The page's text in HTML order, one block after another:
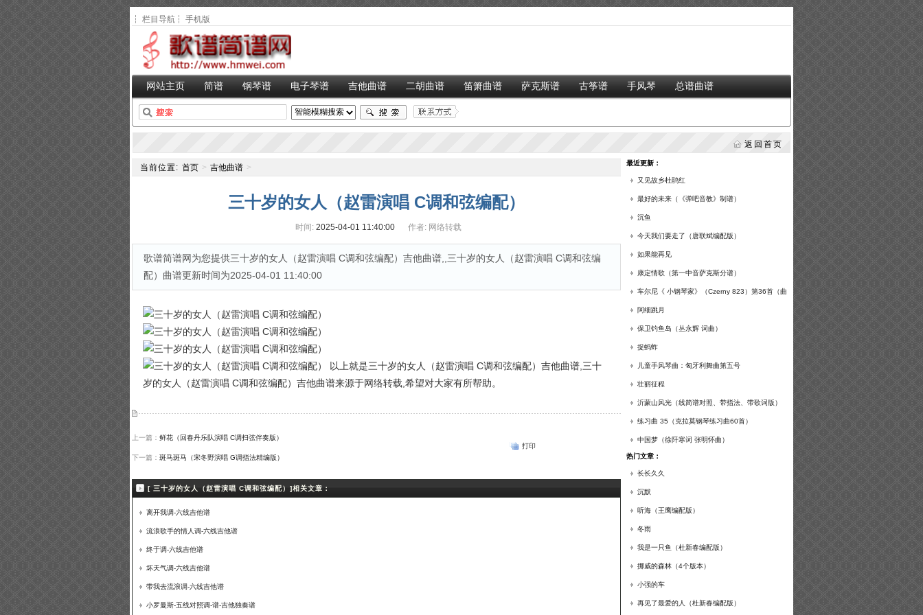
┆ 栏目导航 ┆ 手机版
网站主页 简谱 钢琴谱 电子琴谱 吉他曲谱 二胡曲谱 笛箫曲谱 萨克斯谱 古筝谱 手风琴 总谱曲谱
返回首页
当前位置: 首页 > 吉他曲谱 >
三十岁的女人（赵雷演唱 C调和弦编配）
时间: 2025-04-01 11:40:00 作者: 网络转载
歌谱简谱网为您提供三十岁的女人（赵雷演唱 C调和弦编配）吉他曲谱,,三十岁的女人（赵雷演唱 C调和弦编
配）曲谱更新时间为2025-04-01 11:40:00
以上就是三十岁的女人（赵雷演唱 C调和弦编配）吉他曲谱,三十
岁的女人（赵雷演唱 C调和弦编配）吉他曲谱来源于网络转载,希望对大家有所帮助。
上一篇： 鲜花（回春丹乐队演唱 C调扫弦伴奏版）
下一篇： 斑马斑马（宋冬野演唱 G调指法精编版）
打印
[ 三十岁的女人（赵雷演唱 C调和弦编配）]相关文章：
离开我调-六线吉他谱
流浪歌手的情人调-六线吉他谱
终于调-六线吉他谱
坏天气调-六线吉他谱
带我去流浪调-六线吉他谱
小罗曼斯-五线对照调-谱-吉他独奏谱
最近更新：
又见故乡杜鹃红
最好的未来（《弹吧音教》制谱）
沉鱼
今天我们要走了（唐联斌编配版）
如果能再见
康定情歌（第一中音萨克斯分谱）
车尔尼《 小钢琴家》（Czerny 823）第36首（曲
谱及练习提示）
阿细跳月
保卫钓鱼岛（丛永辉 词曲）
捉蚂蚱
儿童手风琴曲：匈牙利舞曲第五号
壮丽征程
沂蒙山风光（线简谱对照、带指法、带歌词版）
练习曲 35（克拉莫钢琴练习曲60首）
中国梦（徐阡寒词 张明怀曲）
热门文章：
长长久久
沉默
听海（王鹰编配版）
冬雨
我是一只鱼（杜新春编配版）
挪威的森林（4个版本）
小强的车
再见了最爱的人（杜新春编配版）